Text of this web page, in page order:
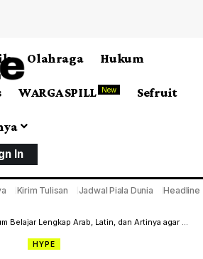
Olahraga Hukum
WARGA SPILL New Sefruit
In
Kirim Tulisan Jadwal Piala Dunia Headline
Lengkap Arab, Latin, dan Artinya agar Mudah Memahami Ilmu
HYPE